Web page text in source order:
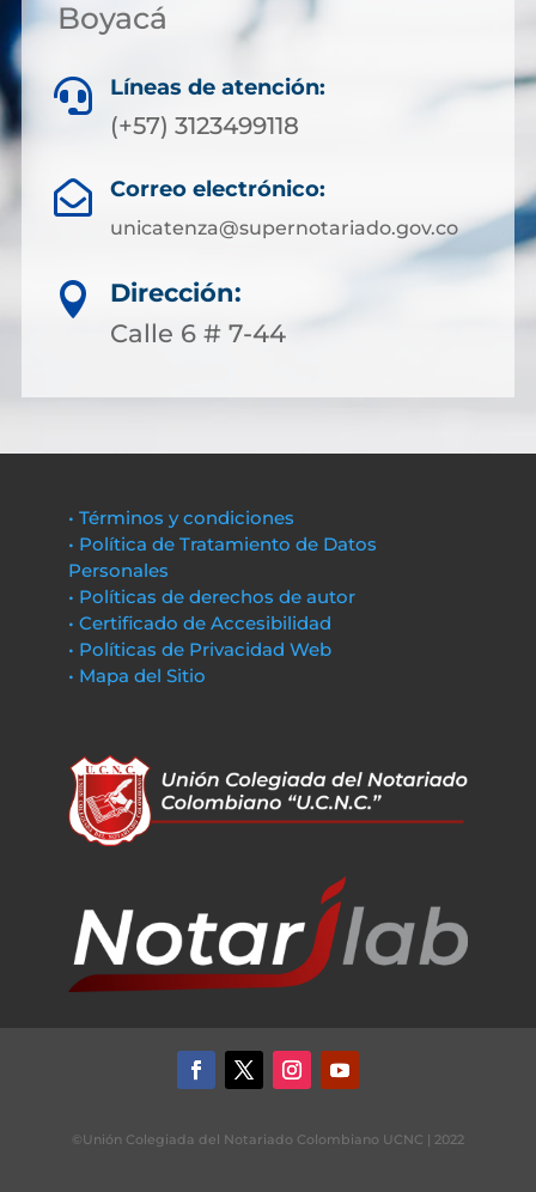
Boyacá
 Líneas de atención:
(+57) 3123499118
 Correo electrónico:
unicatenza@supernotariado.gov.co

Dirección:
Calle 6 # 7-44
• Términos y condiciones
• Política de Tratamiento de Datos
Personales
• Políticas de derechos de autor
• Certificado de Accesibilidad
• Políticas de Privacidad Web
• Mapa del Sitio
©Unión Colegiada del Notariado Colombiano UCNC | 2022